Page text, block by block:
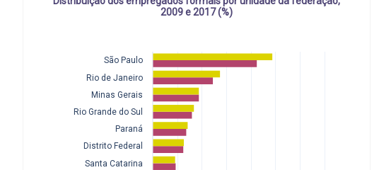
2009 e 2017 (%)
Santa Catarina
Distrito Federal
Paraná
Rio Grande do Sul
Minas Gerais
Rio de Janeiro
São Paulo